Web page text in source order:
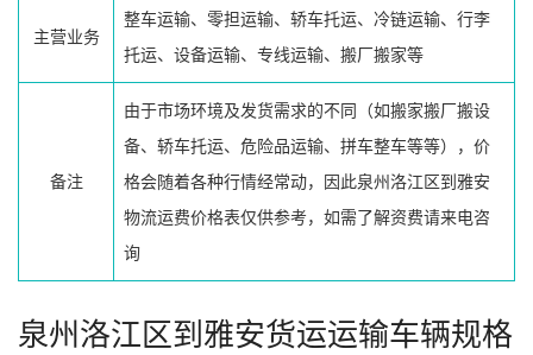
主营业务
整车运输、零担运输、轿车托运、冷链运输、行李
托运、设备运输、专线运输、搬厂搬家等
备注
由于市场环境及发货需求的不同（如搬家搬厂搬设
备、轿车托运、危险品运输、拼车整车等等），价
格会随着各种行情经常动，因此泉州洛江区到雅安
物流运费价格表仅供参考，如需了解资费请来电咨
询
泉州洛江区到雅安货运运输车辆规格